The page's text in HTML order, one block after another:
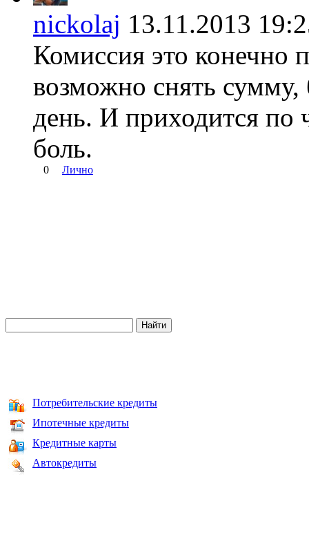
nickolaj 13.11.2013
Комиссия это конечно
возможно снять
день. И приходится по
боль.
0 Лично
Потребительские кредиты
Ипотечные кредиты
Кредитные карты
Автокредиты